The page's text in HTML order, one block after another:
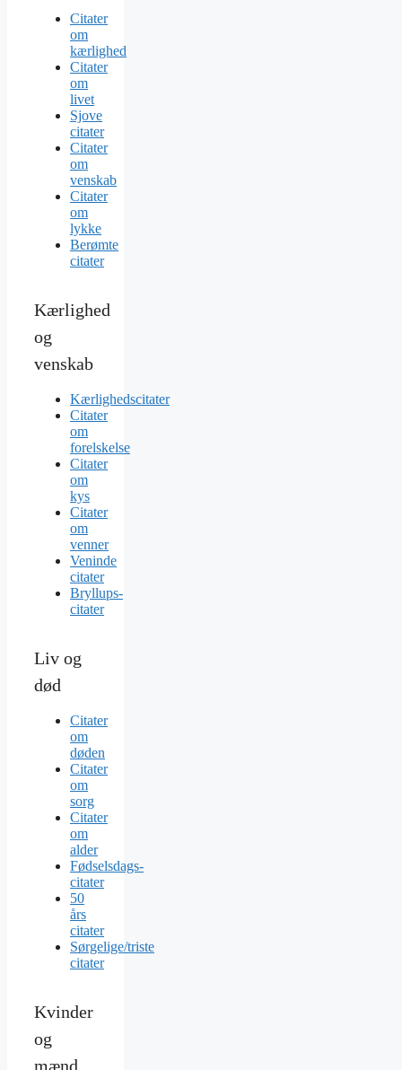
Citater
om
kærlighed
Citater
om
livet
Sjove
citater
Citater
om
venskab
Citater
om
lykke
Berømte
citater
Kærlighed
og
venskab
Kærlighedscitater
Citater
om
forelskelse
Citater
om
kys
Citater
om
venner
Veninde
citater
Bryllups-
citater
Liv og
død
Citater
om
døden
Citater
om
sorg
Citater
om
alder
Fødselsdags-
citater
50
års
citater
Sørgelige/triste
citater
Kvinder
og
mænd